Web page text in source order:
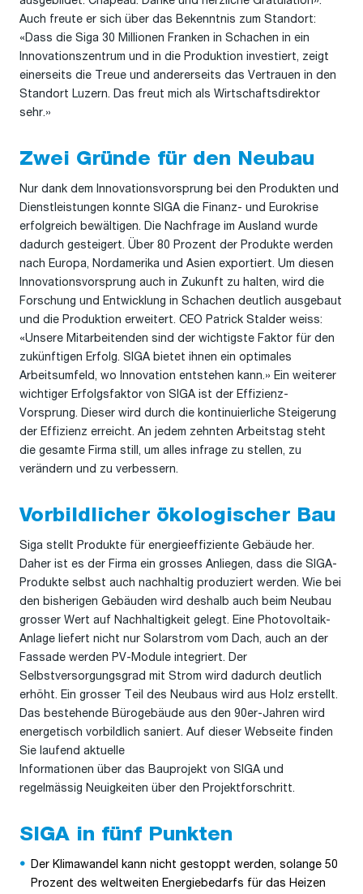
Auch freute er sich über das Bekenntnis zum Standort:
«Dass die Siga 30 Millionen Franken in Schachen in ein
Innovationszentrum und in die Produktion investiert, zeigt
einerseits die Treue und andererseits das Vertrauen in den
Standort Luzern. Das freut mich als Wirtschaftsdirektor
sehr.»
Zwei Gründe für den Neubau
Nur dank dem Innovationsvorsprung bei den Produkten und
Dienstleistungen konnte SIGA die Finanz- und Eurokrise
erfolgreich bewältigen. Die Nachfrage im Ausland wurde
dadurch gesteigert. Über 80 Prozent der Produkte werden
nach Europa, Nordamerika und Asien exportiert. Um diesen
Innovationsvorsprung auch in Zukunft zu halten, wird die
Forschung und Entwicklung in Schachen deutlich ausgebaut
und die Produktion erweitert. CEO Patrick Stalder weiss:
«Unsere Mitarbeitenden sind der wichtigste Faktor für den
zukünftigen Erfolg. SIGA bietet ihnen ein optimales
Arbeitsumfeld, wo Innovation entstehen kann.» Ein weiterer
wichtiger Erfolgsfaktor von SIGA ist der Effizienz-
Vorsprung. Dieser wird durch die kontinuierliche Steigerung
der Effizienz erreicht. An jedem zehnten Arbeitstag steht
die gesamte Firma still, um alles infrage zu stellen, zu
verändern und zu verbessern.
Vorbildlicher ökologischer Bau
Siga stellt Produkte für energieeffiziente Gebäude her.
Daher ist es der Firma ein grosses Anliegen, dass die SIGA-
Produkte selbst auch nachhaltig produziert werden. Wie bei
den bisherigen Gebäuden wird deshalb auch beim Neubau
grosser Wert auf Nachhaltigkeit gelegt. Eine Photovoltaik-
Anlage liefert nicht nur Solarstrom vom Dach, auch an der
Fassade werden PV-Module integriert. Der
Selbstversorgungsgrad mit Strom wird dadurch deutlich
erhöht. Ein grosser Teil des Neubaus wird aus Holz erstellt.
Das bestehende Bürogebäude aus den 90er-Jahren wird
energetisch vorbildlich saniert. Auf dieser Webseite finden
Sie laufend aktuelle
Informationen über das Bauprojekt von SIGA und
regelmässig Neuigkeiten über den Projektforschritt.
SIGA in fünf Punkten
Der Klimawandel kann nicht gestoppt werden, solange 50
Prozent des weltweiten Energiebedarfs für das Heizen